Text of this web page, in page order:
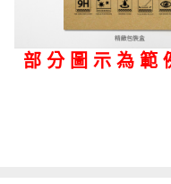
部 分 圖 示 為 範